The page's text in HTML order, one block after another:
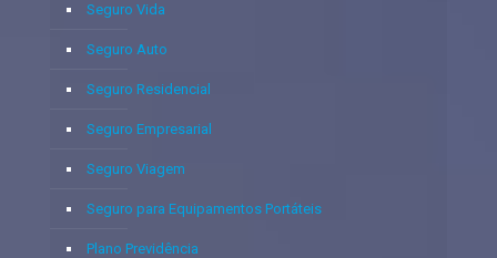
Seguro Vida
Seguro Auto
Seguro Residencial
Seguro Empresarial
Seguro Viagem
Seguro para Equipamentos Portáteis
Plano Previdência